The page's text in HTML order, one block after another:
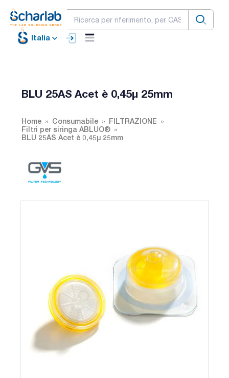
Italia
BLU 25AS Acet è 0,45µ 25mm
Home Consumabile
FILTRAZIONE
Filtri per siringa ABLUO®
BLU 25AS Acet è 0,45µ 25mm